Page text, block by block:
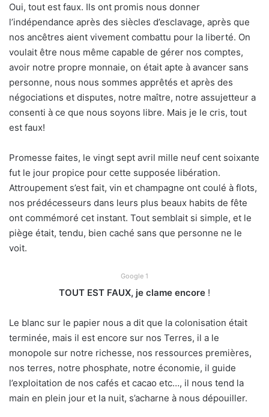
Oui, tout est faux. Ils ont promis nous donner
l’indépendance après des siècles d’esclavage, après que
nos ancêtres aient vivement combattu pour la liberté. On
voulait être nous même capable de gérer nos comptes,
avoir notre propre monnaie, on était apte à avancer sans
personne, nous nous sommes apprêtés et après des
négociations et disputes, notre maître, notre assujetteur a
consenti à ce que nous soyons libre. Mais je le cris, tout
est faux!
Promesse faites, le vingt sept avril mille neuf cent soixante
fut le jour propice pour cette supposée libération.
Attroupement s’est fait, vin et champagne ont coulé à flots,
nos prédécesseurs dans leurs plus beaux habits de fête
ont commémoré cet instant. Tout semblait si simple, et le
piège était, tendu, bien caché sans que personne ne le
voit.
Google 1
TOUT EST FAUX, je clame encore !
Le blanc sur le papier nous a dit que la colonisation était
terminée, mais il est encore sur nos Terres, il a le
monopole sur notre richesse, nos ressources premières,
nos terres, notre phosphate, notre économie, il guide
l’exploitation de nos cafés et cacao etc…, il nous tend la
main en plein jour et la nuit, s’acharne à nous dépouiller.